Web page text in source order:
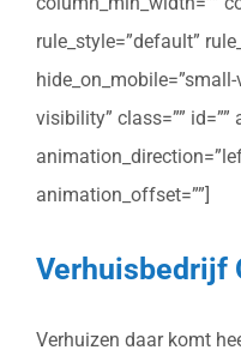
rule_style=”default”
visibility” class=”” id=””
animation_offset=””]
Verhuisbedrijf
Verhuizen daar komt